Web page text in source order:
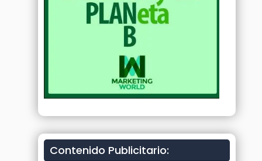
Contenido Publicitario: